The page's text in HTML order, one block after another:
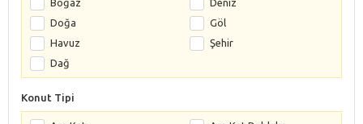
Doğa
Göl
Havuz
Şehir
Dağ
Konut Tipi